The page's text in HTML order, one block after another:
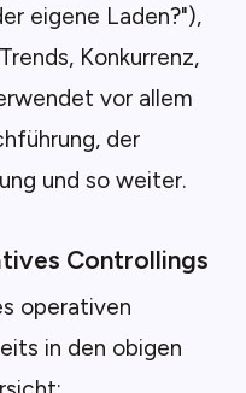
eigene Laden?"),
Konkurrenz,
vor allem
der
und so weiter.
Controllings
operativen
in den obigen